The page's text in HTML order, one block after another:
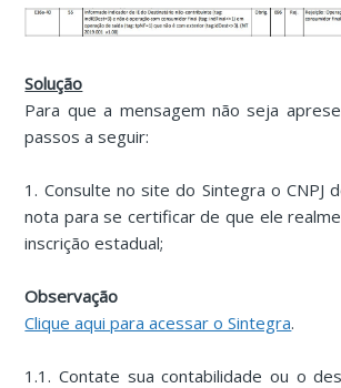
Solução
Para que a mensagem não seja
passos a seguir:
1. Consulte no site do Sintegra o CNPJ
nota para se certificar de que ele
inscrição estadual;
Observação
Clique aqui para acessar o Sintegra.
1.1. Contate sua contabilidade ou o